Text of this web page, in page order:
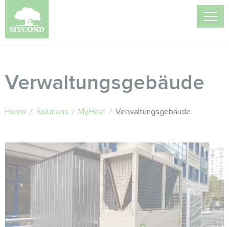
Verwaltungsgebäude
Home / Solutions / MyHeat / Verwaltungsgebäude